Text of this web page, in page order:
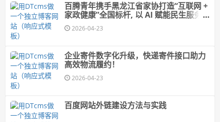
百腾青年携手黑龙江省家协打造“互联网 +
家政健康”全国标杆, 以 AI 赋能民生服务提
质升级
2026-04-23
企业寄件数字化升级，快递寄件接口助力
高效物流履约！
2026-04-23
百度网站外链建设方法与实践